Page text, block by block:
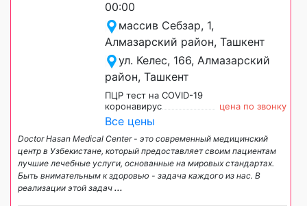
00:00
массив Себзар, 1,
Алмазарский район, Ташкент
ул. Келес, 166, Алмазарский
район, Ташкент
ПЦР тест на COVID-19
коронавирус
цена по звонку
Все цены
Doctor Hasan Medical Center - это современный медицинский
центр в Узбекистане, который предоставляет своим пациентам
лучшие лечебные услуги, основанные на мировых стандартах.
Быть внимательным к здоровью - задача каждого из нас. В
реализации этой задач ...